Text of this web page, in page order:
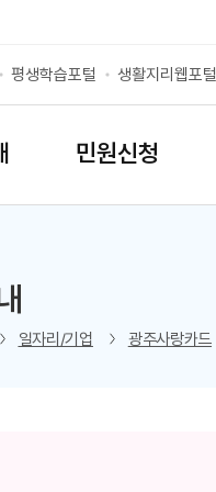
평생학습포털 생활지리웹포털
민원신청
일자리/기업 광주사랑카드
트 열기